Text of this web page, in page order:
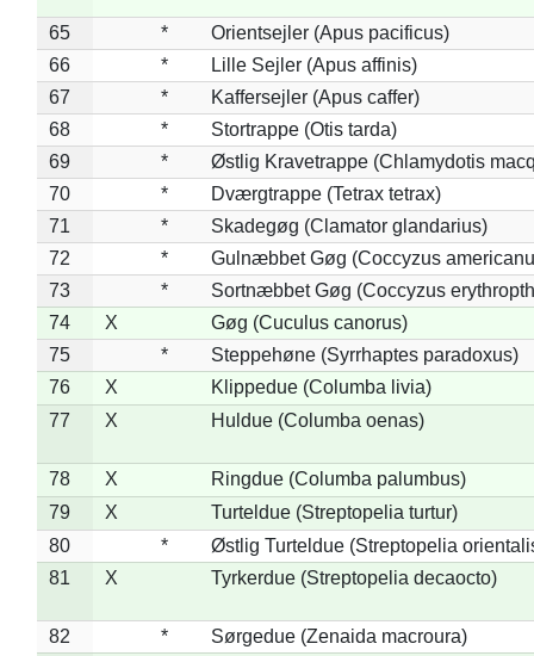
65 *
Orientsejler (Apus pacificus)
66
*
Lille Sejler (Apus affinis)
67
*
Kaffersejler (Apus caffer)
68
*
Stortrappe (Otis tarda)
69
*
Østlig Kravetrappe (Chlamydotis
70
*
Dværgtrappe (Tetrax tetrax)
71
*
Skadegøg (Clamator glandarius)
72
*
Gulnæbbet Gøg (Coccyzus
73
*
Sortnæbbet Gøg (Coccyzus
74
X
Gøg (Cuculus canorus)
75
*
Steppehøne (Syrrhaptes paradoxus)
76
X
Klippedue (Columba livia)
77
X Huldue (Columba oenas)
78 X
Ringdue (Columba palumbus)
79
X
Turteldue (Streptopelia turtur)
80
*
Østlig Turteldue (Streptopelia
81
X Tyrkerdue (Streptopelia decaocto)
82 * Sørgedue (Zenaida macroura)